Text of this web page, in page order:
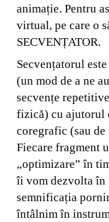
animație. Pentru
virtual, pe care o
SECVENȚATOR.
Secvențatorul
(un mod de a ne
secvențe
fizică) cu ajutorul
coregrafic (sau
Fiecare fragment
„optimizare” în
îi vom dezvolta
semnificația
întâlnim în